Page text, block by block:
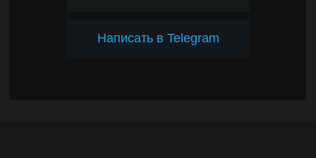
Написать в Telegram